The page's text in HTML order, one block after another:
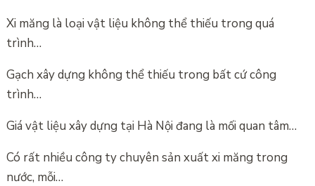
Xi măng là loại vật liệu không thể thiếu trong quá
trình…
Gạch xây dựng không thể thiếu trong bất cứ công
trình…
Giá vật liệu xây dựng tại Hà Nội đang là mối quan tâm…
Có rất nhiều công ty chuyên sản xuất xi măng trong
nước, mỗi…